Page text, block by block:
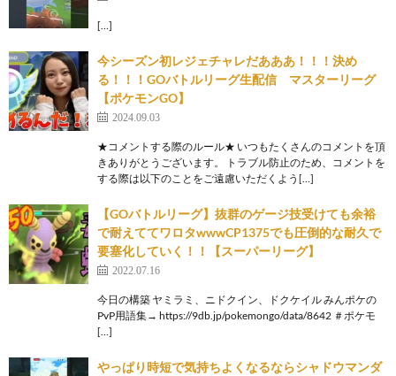
[…]
今シーズン初レジェチャレだあああ！！！決め
る！！！GOバトルリーグ生配信 マスターリーグ
【ポケモンGO】
2024.09.03
★コメントする際のルール★ いつもたくさんのコメントを頂
きありがとうございます。 トラブル防止のため、コメントを
する際は以下のことをご遠慮いただくよう[…]
【GOバトルリーグ】抜群のゲージ技受けても余裕
で耐えててワロタwwwCP1375でも圧倒的な耐久で
要塞化していく！！【スーパーリーグ】
2022.07.16
今日の構築 ヤミラミ、ニドクイン、ドクケイル みんポケの
PvP用語集→ https://9db.jp/pokemongo/data/8642 ＃ポケモ
[…]
やっぱり時短で気持ちよくなるならシャドウマンダ